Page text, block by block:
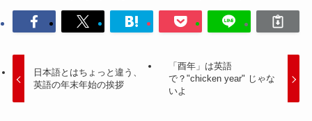
日本語とはちょっと違う、
英語の年末年始の挨拶
「酉年」は英語
で？"chicken year" じゃな
いよ